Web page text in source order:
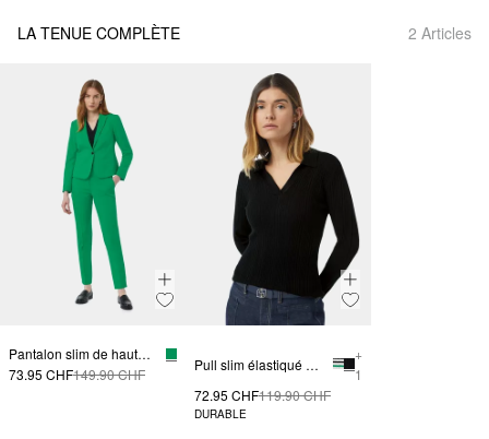
LA TENUE COMPLÈTE 2 Articles
Pantalon slim de haute qualité
73.95 CHF149.90 CHF
Pull slim élastiqué avec col polo
+
1
72.95 CHF119.90 CHF
DURABLE